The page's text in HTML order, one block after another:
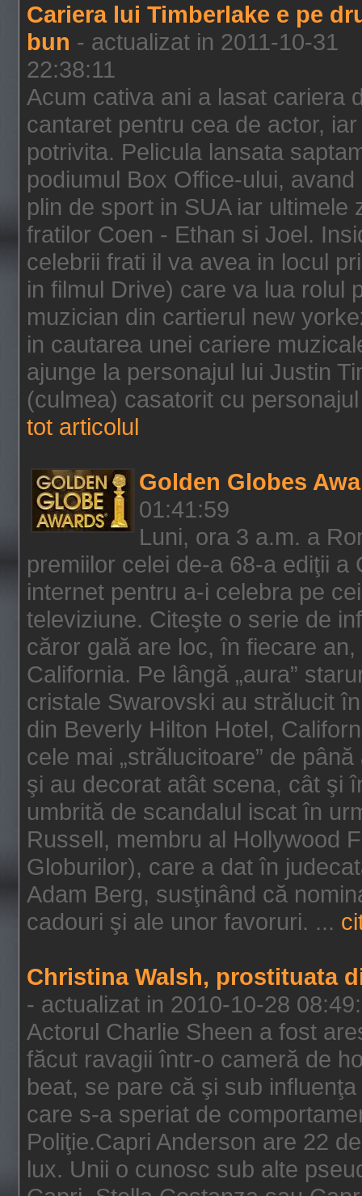
Cariera lui Timberlake e pe
bun - actualizat in 2011-10-31
22:38:11
Acum cativa ani a lasat cariera
cantaret pentru cea de actor,
potrivita. Pelicula lansata
podiumul Box Office-ului,
plin de sport in SUA iar
fratilor Coen - Ethan si Joel.
celebrii frati il va avea in locul
in filmul Drive) care va lua rolul
muzician din cartierul new
in cautarea unei cariere
ajunge la personajul lui Justin
(culmea) casatorit cu
tot articolul
Golden Globes
01:41:59
Luni, ora 3 a.m. a
premiilor celei de-a 68-a ediţii
internet pentru a-i celebra pe
televiziune. Citeşte o serie de
căror gală are loc, în fiecare
California. Pe lângă „aura”
cristale Swarovski au strălucit
din Beverly Hilton Hotel,
cele mai „strălucitoare” de
şi au decorat atât scena, cât şi
umbrită de scandalul iscat în
Russell, membru al Hollywood
Globurilor), care a dat în
Adam Berg, susţinând că
cadouri şi ale unor favoruri. ...
Christina Walsh, prostituata
- actualizat in 2010-10-28
Actorul Charlie Sheen a fost
făcut ravagii într-o cameră de
beat, se pare că şi sub
care s-a speriat de
Poliţie.Capri Anderson are 22
lux. Unii o cunosc sub alte